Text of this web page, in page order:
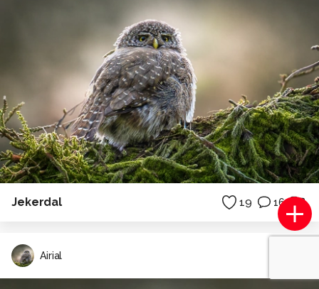
Jekerdal 19 16
Airial